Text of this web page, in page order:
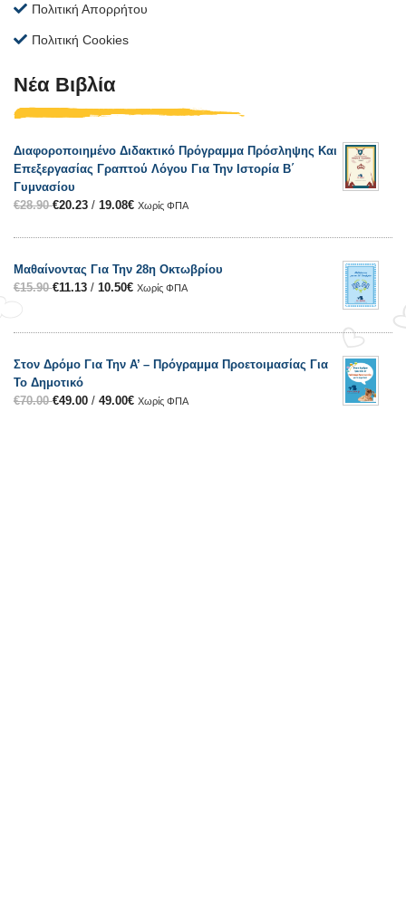
Πολιτική Απορρήτου
Πολιτική Cookies
Νέα Βιβλία
Διαφοροποιημένο Διδακτικό Πρόγραμμα Πρόσληψης Και
Επεξεργασίας Γραπτού Λόγου Για Την Ιστορία Β΄
Γυμνασίου
€28.90€20.23 / 19.08€ Χωρίς ΦΠΑ
Μαθαίνοντας Για Την 28η Οκτωβρίου
€15.90€11.13 / 10.50€ Χωρίς ΦΠΑ
Στον Δρόμο Για Την Α’ – Πρόγραμμα Προετοιμασίας Για
Το Δημοτικό
€70.00€49.00 / 49.00€ Χωρίς ΦΠΑ